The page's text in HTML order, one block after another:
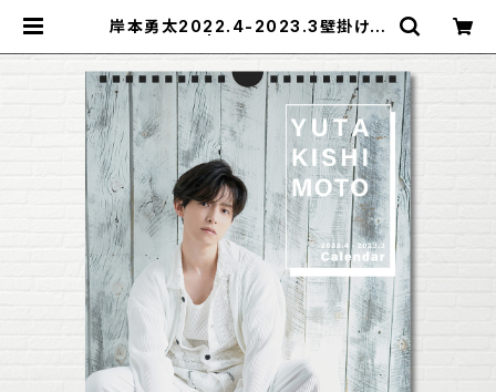
岸本勇太2022.4-2023.3壁掛けカ